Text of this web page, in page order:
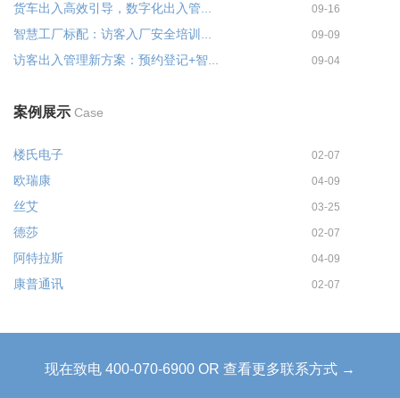
货车出入高效引导，数字化出入管... 09-16
智慧工厂标配：访客入厂安全培训... 09-09
访客出入管理新方案：预约登记+智... 09-04
案例展示 Case
楼氏电子 02-07
欧瑞康 04-09
丝艾 03-25
德莎 02-07
阿特拉斯 04-09
康普通讯 02-07
现在致电 400-070-6900 OR 查看更多联系方式 →